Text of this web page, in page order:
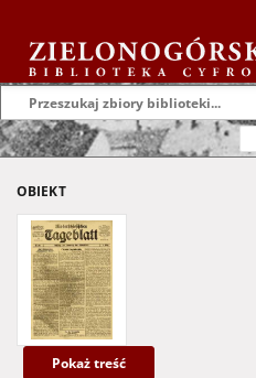
OBIEKT
Pokaż treść